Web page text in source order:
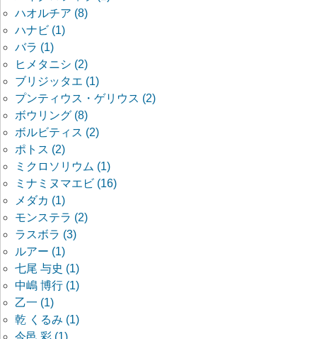
ハオルチア (8)
ハナビ (1)
バラ (1)
ヒメタニシ (2)
ブリジッタエ (1)
プンティウス・ゲリウス (2)
ボウリング (8)
ボルビティス (2)
ポトス (2)
ミクロソリウム (1)
ミナミヌマエビ (16)
メダカ (1)
モンステラ (2)
ラスボラ (3)
ルアー (1)
七尾 与史 (1)
中嶋 博行 (1)
乙一 (1)
乾 くるみ (1)
今邑 彩 (1)